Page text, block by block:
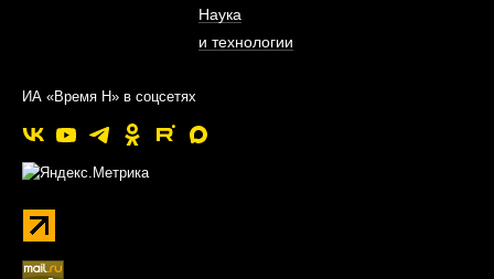
Наука
и технологии
ИА «Время Н» в соцсетях